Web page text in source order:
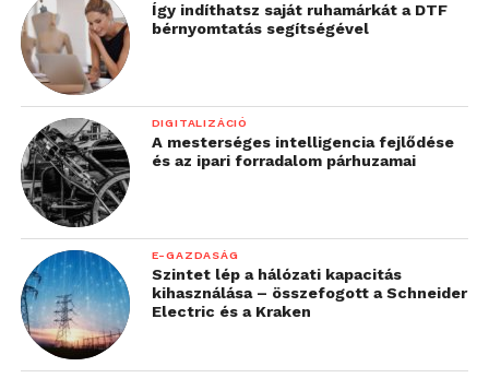
Így indíthatsz saját ruhamárkát a DTF
bérnyomtatás segítségével
DIGITALIZÁCIÓ
A mesterséges intelligencia fejlődése
és az ipari forradalom párhuzamai
E-GAZDASÁG
Szintet lép a hálózati kapacitás
kihasználása – összefogott a Schneider
Electric és a Kraken